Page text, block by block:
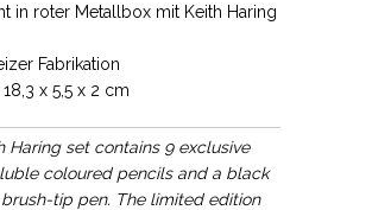
in roter Metallbox mit Keith Haring
Fabrikation
18,3 x 5,5 x 2 cm
Haring set contains 9 exclusive
coloured pencils and a black
tip pen. The limited edition